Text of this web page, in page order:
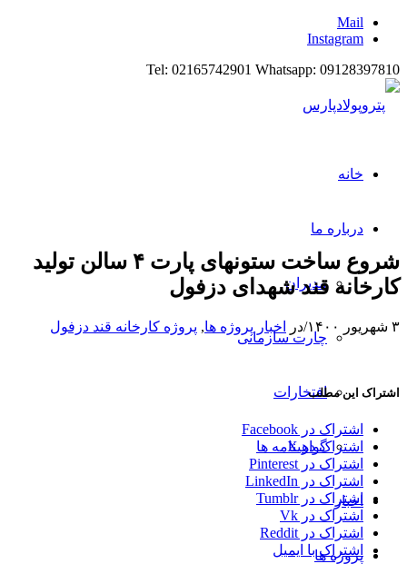
Mail
Instagram
Tel: 02165742901 Whatsapp: 09128397810
خانه
درباره ما
مدیران
چارت سازمانی
افتخارات
گواهینامه ها
اخبار
پروژه ها
شروع ساخت ستونهای پارت ۴ سالن تولید
کارخانه قند شهدای دزفول
۳ شهریور ۱۴۰۰ /در اخبار پروژه ها, پروژه کارخانه قند دزفول
اشتراک این مطلب
اشتراک در Facebook
اشتراک در X
اشتراک در Pinterest
اشتراک در LinkedIn
اشتراک در Tumblr
اشتراک در Vk
اشتراک در Reddit
اشتراک با ایمیل